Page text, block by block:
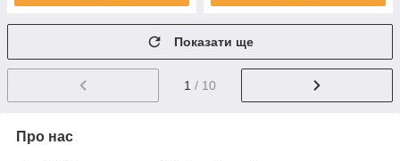
Показати ще
1 / 10
Про нас